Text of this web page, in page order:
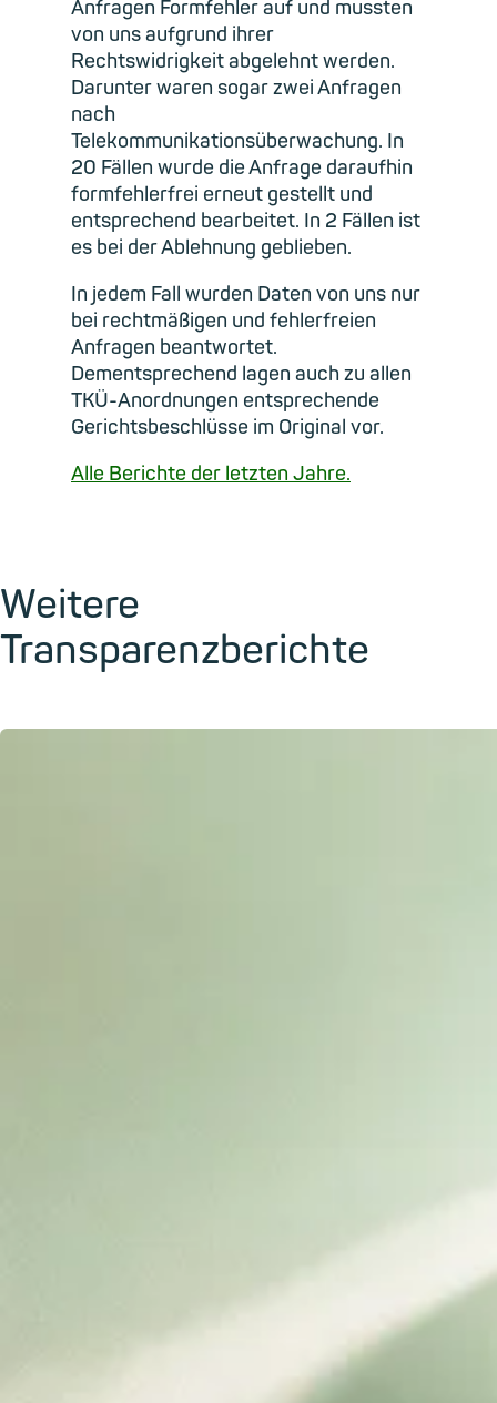
Anfragen Formfehler auf und mussten
von uns aufgrund ihrer
Rechtswidrigkeit abgelehnt werden.
Darunter waren sogar zwei Anfragen
nach
Telekommunikationsüberwachung. In
20 Fällen wurde die Anfrage daraufhin
formfehlerfrei erneut gestellt und
entsprechend bearbeitet. In 2 Fällen ist
es bei der Ablehnung geblieben.
In jedem Fall wurden Daten von uns nur
bei rechtmäßigen und fehlerfreien
Anfragen beantwortet.
Dementsprechend lagen auch zu allen
TKÜ-Anordnungen entsprechende
Gerichtsbeschlüsse im Original vor.
Alle Berichte der letzten Jahre.
Weitere
Transparenzberichte